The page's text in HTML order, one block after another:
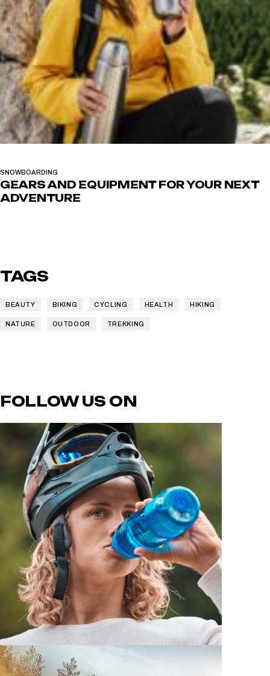
SNOWBOARDING
GEARS AND EQUIPMENT FOR YOUR NEXT
ADVENTURE
TAGS
BEAUTY BIKING CYCLING HEALTH HIKING
NATURE OUTDOOR TREKKING
FOLLOW US ON